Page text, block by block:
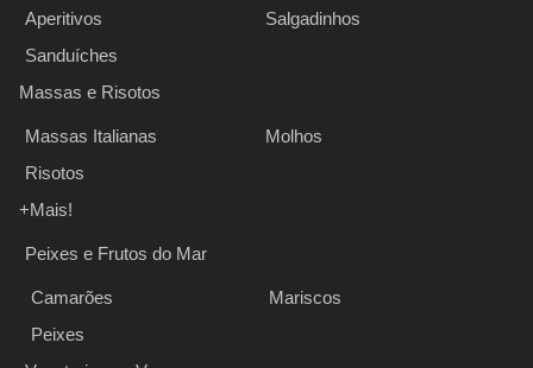
Aperitivos
Salgadinhos
Sanduíches
Massas e Risotos
Massas Italianas
Molhos
Risotos
+Mais!
Peixes e Frutos do Mar
Camarões
Mariscos
Peixes